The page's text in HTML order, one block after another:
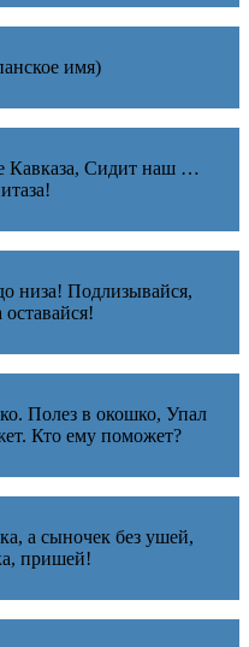
имя)
Кавказа, Сидит наш …
низа! Подлизывайся,
Полез в окошко, Упал
Кто ему поможет?
а сыночек без ушей,
пришей!